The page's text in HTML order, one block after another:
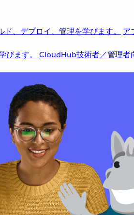
、デプロイ、管理を学びます。 ア
ます。 CloudHub技術者／管理者